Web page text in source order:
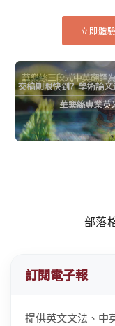
立即體
部落
訂閱電子報
提供英文文法、中